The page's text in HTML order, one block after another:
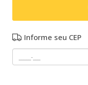
Informe seu CEP